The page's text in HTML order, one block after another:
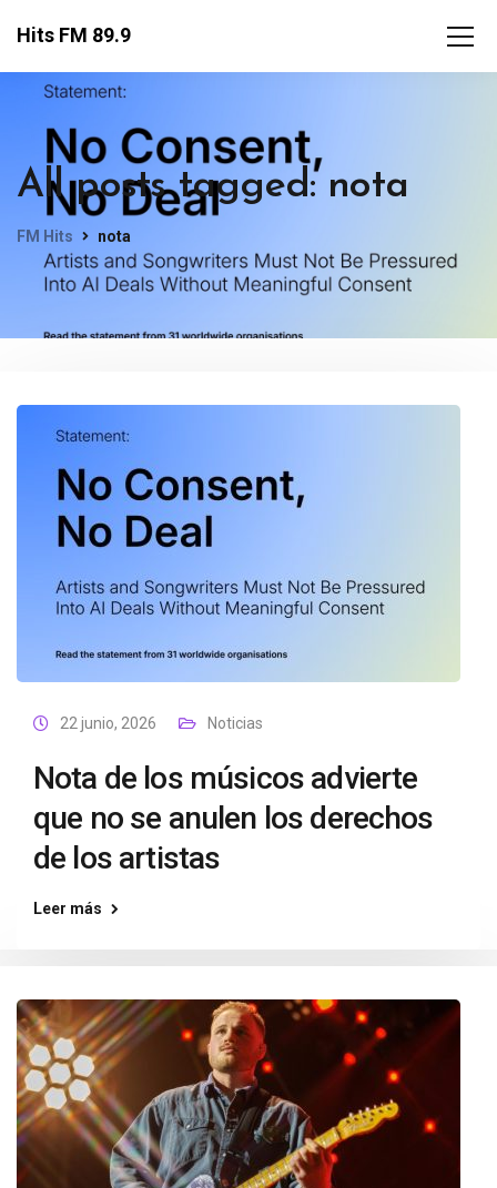
Hits FM 89.9
All posts tagged: nota
FM Hits nota
22 junio, 2026 Noticias
Nota de los músicos advierte
que no se anulen los derechos
de los artistas
Leer más